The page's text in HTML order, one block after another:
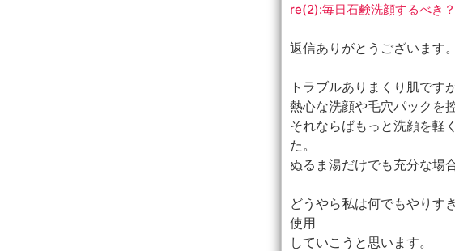
re(2):毎日石鹸洗顔するべき？
返信ありがとうございます。
トラブルありまくり肌です
熱心な洗顔や毛穴パックを
それならばもっと洗顔を軽
た。
ぬるま湯だけでも充分な場
どうやら私は何でもやりす
使用
していこうと思います。